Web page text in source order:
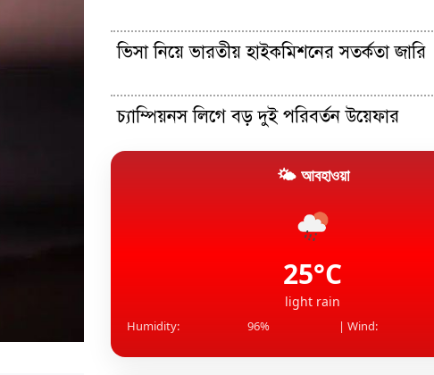
ভিসা নিয়ে ভারতীয় হাইকমিশনের সতর্কতা জারি
চ্যাম্পিয়নস লিগে বড় দুই পরিবর্তন উয়েফার
ট্রেনে কাটা পড়ে যুবকের মর্মান্তিক মৃত্যু
চার বছর পর ফের জুটি বাঁধছেন সেরেনা-ভেনাস
🌤 আবহাওয়া
25°C
light rain
Humidity: 96% | Wind: